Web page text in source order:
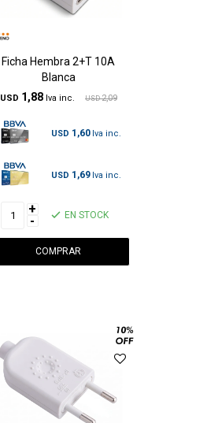
Ficha Hembra 2+T 10A
Blanca
USD 1,88 USD 2,09
USD 1,60
USD 1,69
+
- EN STOCK